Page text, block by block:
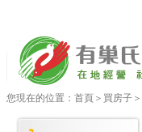
您現在的位置： 首頁 ＞ 買房子 ＞